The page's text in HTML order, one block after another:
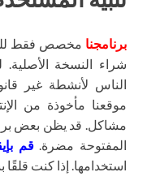
برنامجنا مخصص فقط
شراء النسخة
الناس لأنشطة غير
موقعنا مأخوذة من
مشاكل. قد يظن بعض
المفتوحة مضرة.قم
استخدامها. إذا كنت قلقًا